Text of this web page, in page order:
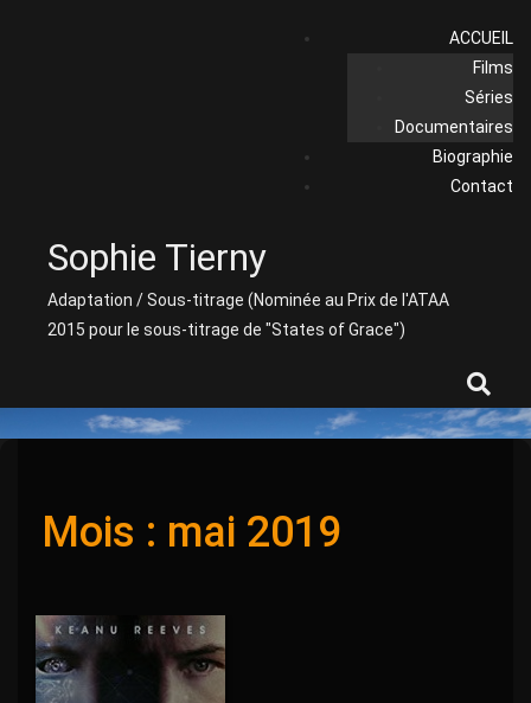
ACCUEIL
Films
Séries
Documentaires
Biographie
Contact
Sophie Tierny
Adaptation / Sous-titrage (Nominée au Prix de l'ATAA
2015 pour le sous-titrage de "States of Grace")
Mois : mai 2019